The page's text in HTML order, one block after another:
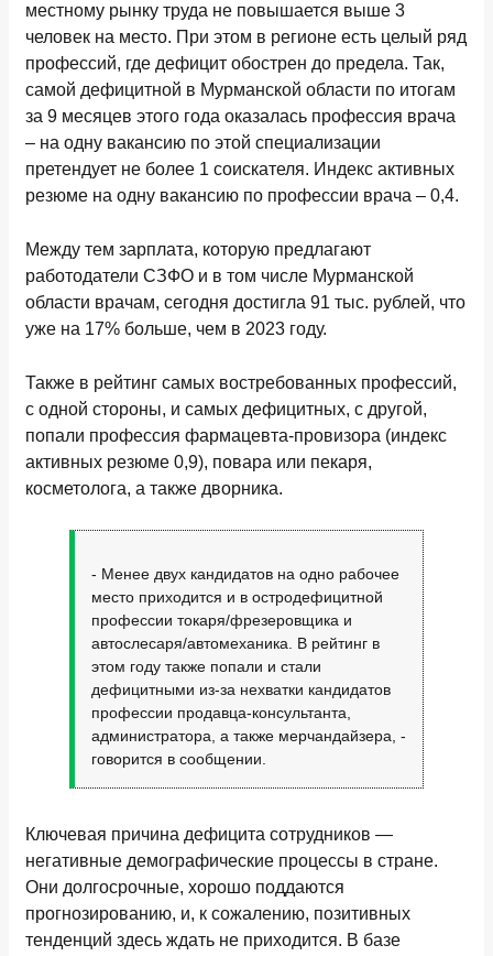
местному рынку труда не повышается выше 3
человек на место. При этом в регионе есть целый ряд
профессий, где дефицит обострен до предела. Так,
самой дефицитной в Мурманской области по итогам
за 9 месяцев этого года оказалась профессия врача
– на одну вакансию по этой специализации
претендует не более 1 соискателя. Индекс активных
резюме на одну вакансию по профессии врача – 0,4.
Между тем зарплата, которую предлагают
работодатели СЗФО и в том числе Мурманской
области врачам, сегодня достигла 91 тыс. рублей, что
уже на 17% больше, чем в 2023 году.
Также в рейтинг самых востребованных профессий,
с одной стороны, и самых дефицитных, с другой,
попали профессия фармацевта-провизора (индекс
активных резюме 0,9), повара или пекаря,
косметолога, а также дворника.
- Менее двух кандидатов на одно рабочее
место приходится и в остродефицитной
профессии токаря/фрезеровщика и
автослесаря/автомеханика. В рейтинг в
этом году также попали и стали
дефицитными из-за нехватки кандидатов
профессии продавца-консультанта,
администратора, а также мерчандайзера, -
говорится в сообщении.
Ключевая причина дефицита сотрудников —
негативные демографические процессы в стране.
Они долгосрочные, хорошо поддаются
прогнозированию, и, к сожалению, позитивных
тенденций здесь ждать не приходится. В базе